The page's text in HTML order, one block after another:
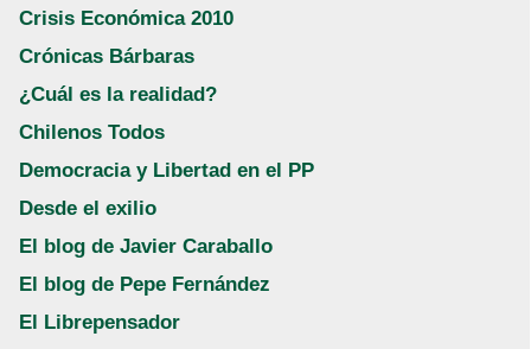
Crisis Económica 2010
Crónicas Bárbaras
¿Cuál es la realidad?
Chilenos Todos
Democracia y Libertad en el PP
Desde el exilio
El blog de Javier Caraballo
El blog de Pepe Fernández
El Librepensador